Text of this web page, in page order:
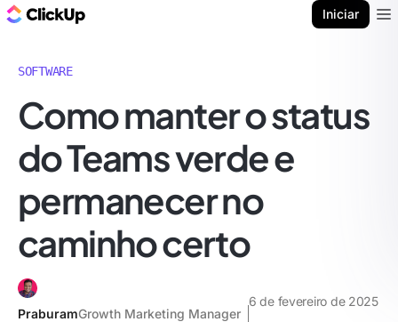
Iniciar
SOFTWARE
Como manter o status
do Teams verde e
permanecer no
caminho certo
PraburamGrowth Marketing Manager
6 de fevereiro de 2025